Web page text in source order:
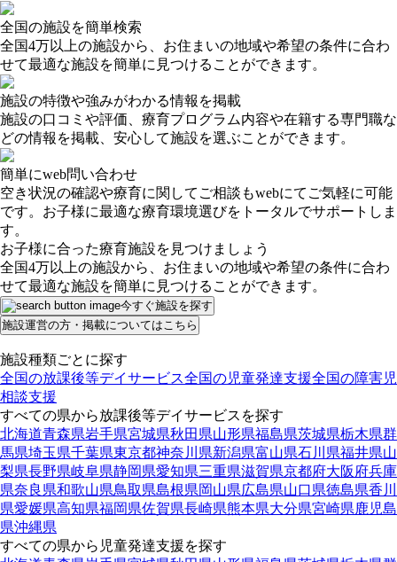
全国の施設を簡単検索
全国4万以上の施設から、お住まいの地域や希望の条件に合わ
せて最適な施設を簡単に見つけることができます。
施設の特徴や強みがわかる情報を掲載
施設の口コミや評価、療育プログラム内容や在籍する専門職な
どの情報を掲載、安心して施設を選ぶことができます。
簡単にweb問い合わせ
空き状況の確認や療育に関してご相談もwebにてご気軽に可能
です。お子様に最適な療育環境選びをトータルでサポートしま
す。
お子様に合った療育施設を見つけましょう
全国4万以上の施設から、お住まいの地域や希望の条件に合わ
せて最適な施設を簡単に見つけることができます。
今すぐ施設を探す
施設運営の方・掲載についてはこちら
施設種類ごとに探す
全国の放課後等デイサービス全国の児童発達支援全国の障害児
相談支援
すべての県から放課後等デイサービスを探す
北海道青森県岩手県宮城県秋田県山形県福島県茨城県栃木県群
馬県埼玉県千葉県東京都神奈川県新潟県富山県石川県福井県山
梨県長野県岐阜県静岡県愛知県三重県滋賀県京都府大阪府兵庫
県奈良県和歌山県鳥取県島根県岡山県広島県山口県徳島県香川
県愛媛県高知県福岡県佐賀県長崎県熊本県大分県宮崎県鹿児島
県沖縄県
すべての県から児童発達支援を探す